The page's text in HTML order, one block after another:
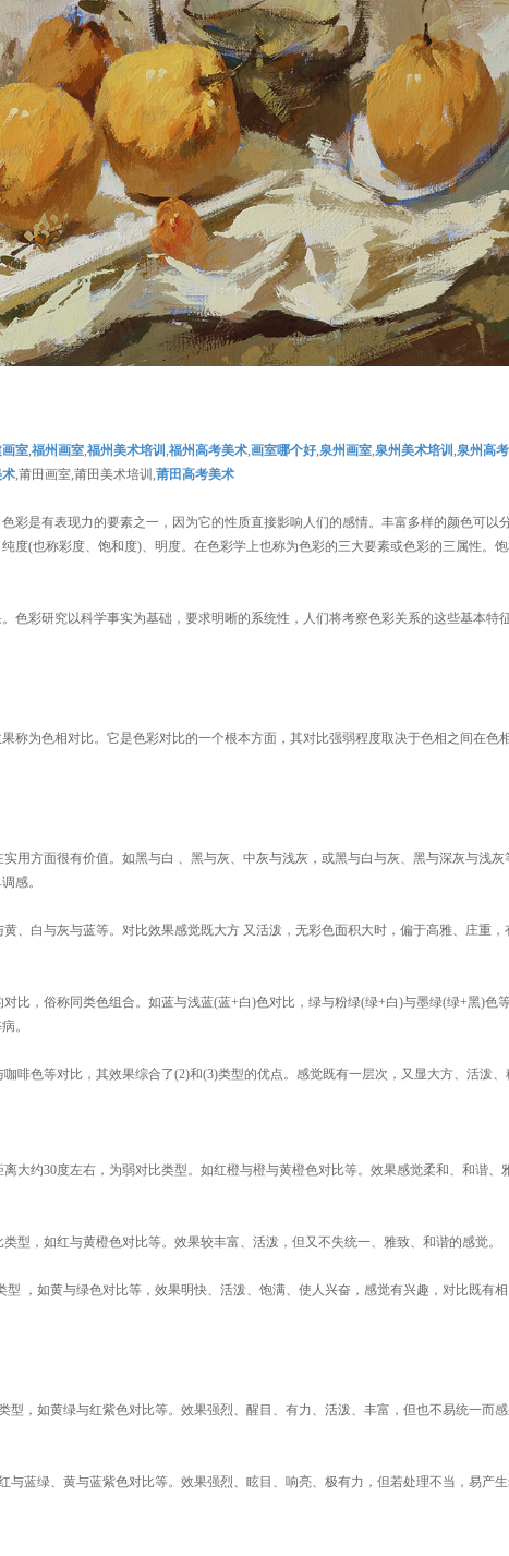
室,福州画室,福州美术培训 ,福州高考美术,画室哪个好,泉州画室,泉州美术培训 ,泉州高
,莆田画室,莆田美术培训,莆田高考美术
彩是有表现力的要素之一，因为它的性质直接影响人们的感情。丰富多样的颜色可以
度(也称彩度、饱和度)、明度。在色彩学上也称为色彩的三大要素或色彩的三属性。
彩研究以科学事实为基础，要求明晰的系统性，人们将考察色彩关系的这些基本特
为色相对比。它是色彩对比的一个根本方面，其对比强弱程度取决于色相之间在色
方面很有价值。如黑与白 、黑与灰、中灰与浅灰，或黑与白与灰、黑与深灰与浅灰
感。
白与灰与蓝等。对比效果感觉既大方 又活泼，无彩色面积大时，偏于高雅、庄重，
，俗称同类色组合。如蓝与浅蓝(蓝+白)色对比，绿与粉绿(绿+白)与墨绿(绿+黑)色
。
色等对比，其效果综合了(2)和(3)类型的优点。感觉既有一层次，又显大方、活泼、
约30度左右，为弱对比类型。如红橙与橙与黄橙色对比等。效果感觉柔和、和谐、
，如红与黄橙色对比等。效果较丰富、活泼，但又不失统一、雅致、和谐的感觉。
，如黄与绿色对比等，效果明快、活泼、饱满、使人兴奋，感觉有兴趣，对比既有
，如黄绿与红紫色对比等。效果强烈、醒目、有力、活泼、丰富，但也不易统一而
蓝绿、黄与蓝紫色对比等。效果强烈、眩目、响亮、极有力，但若处理不当，易产生